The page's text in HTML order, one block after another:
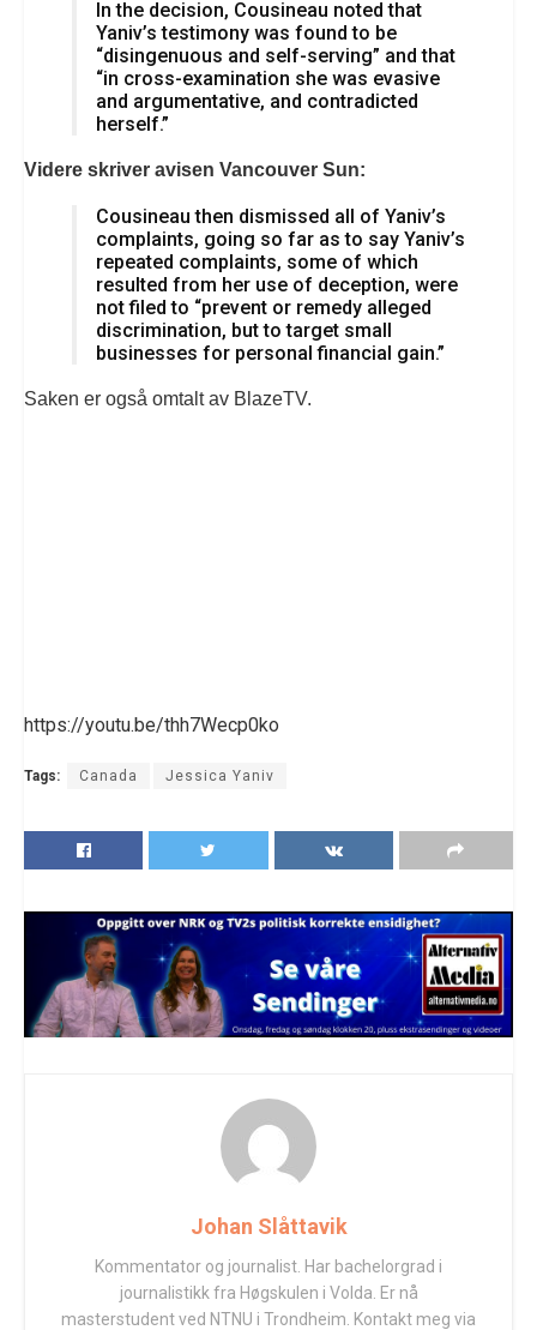
In the decision, Cousineau noted that
Yaniv’s testimony was found to be
“disingenuous and self-serving” and that
“in cross-examination she was evasive
and argumentative, and contradicted
herself.”
Videre skriver avisen Vancouver Sun:
Cousineau then dismissed all of Yaniv’s
complaints, going so far as to say Yaniv’s
repeated complaints, some of which
resulted from her use of deception, were
not filed to “prevent or remedy alleged
discrimination, but to target small
businesses for personal financial gain.”
Saken er også omtalt av BlazeTV.
https://youtu.be/thh7Wecp0ko
Tags: Canada Jessica Yaniv
Johan Slåttavik
Kommentator og journalist. Har bachelorgrad i
journalistikk fra Høgskulen i Volda. Er nå
masterstudent ved NTNU i Trondheim. Kontakt meg via